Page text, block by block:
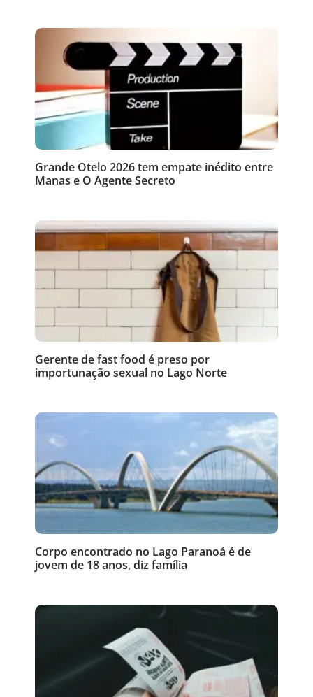
Grande Otelo 2026 tem empate inédito entre
Manas e O Agente Secreto
Gerente de fast food é preso por
importunação sexual no Lago Norte
Corpo encontrado no Lago Paranoá é de
jovem de 18 anos, diz família